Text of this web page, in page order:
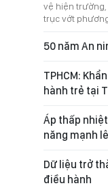
vệ hiện
trục vớt
50 năm An
TPHCM:
hành trẻ tại
Áp thấp
năng mạnh
Dữ liệu trở
điều hành